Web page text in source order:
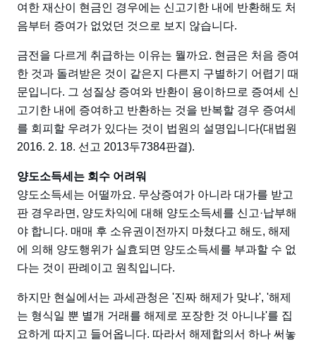
여한 재산이 현금인 경우에는 신고기한 내에 반환해도 처
음부터 증여가 없었던 것으로 보지 않습니다.
금전을 다르게 취급하는 이유는 뭘까요. 현금은 처음 증여
한 것과 돌려받은 것이 같은지 다른지 구별하기 어렵기 때
문입니다. 그 성질상 증여와 반환이 용이하므로 증여세 신
고기한 내에 증여하고 반환하는 것을 반복할 경우 증여세
를 회피할 우려가 있다는 것이 법원의 설명입니다(대법원
2016. 2. 18. 선고 2013두7384판결).
양도소득세는 회수 어려워
양도소득세는 어떨까요. 무상증여가 아니라 대가를 받고
판 경우라면, 양도차익에 대해 양도소득세를 신고·납부해
야 합니다. 매매 후 소유권이전까지 마쳤다고 해도, 해제
에 의해 양도행위가 실효되면 양도소득세를 부과할 수 없
다는 것이 판례이고 원칙입니다.
하지만 현실에서는 과세관청은 '진짜 해제가 맞냐', '해제
는 형식일 뿐 별개 거래를 해제로 포장한 것 아니냐'를 집
요하게 따지고 들어옵니다. 따라서 해제합의서 하나 써놓